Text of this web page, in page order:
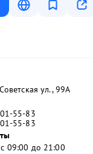
ул., 99А
55-83
55-83
09:00 до 21:00